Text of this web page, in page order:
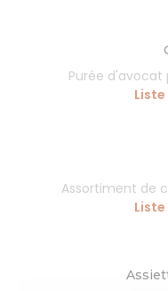
Purée
Assortiment de